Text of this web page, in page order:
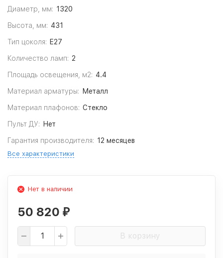
Диаметр, мм: 1320
Высота, мм: 431
Тип цоколя: E27
Количество ламп: 2
Площадь освещения, м2: 4.4
Материал арматуры: Металл
Материал плафонов: Стекло
Пульт ДУ: Нет
Гарантия производителя: 12 месяцев
Все характеристики
Нет в наличии
50 820 ₽
В корзину